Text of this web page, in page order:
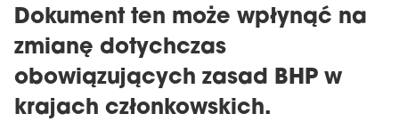
Dokument ten może wpłynąć na
zmianę dotychczas
obowiązujących zasad BHP w
krajach członkowskich.